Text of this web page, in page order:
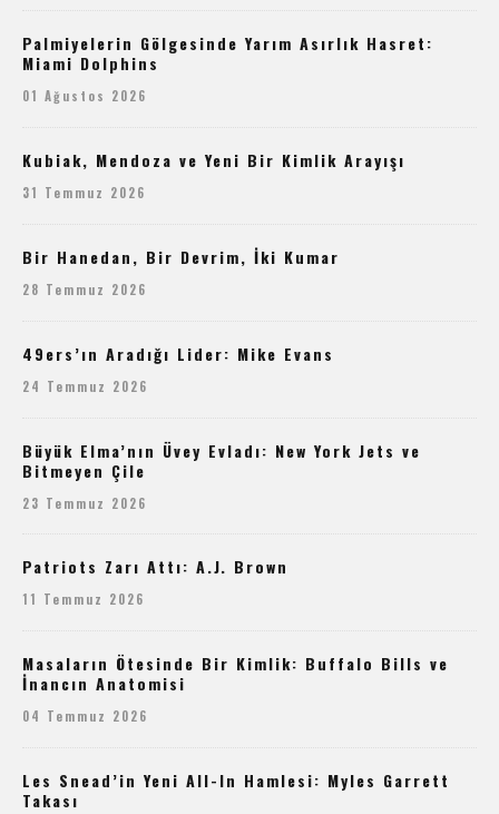
Palmiyelerin Gölgesinde Yarım Asırlık Hasret:
Miami Dolphins
01 Ağustos 2026
Kubiak, Mendoza ve Yeni Bir Kimlik Arayışı
31 Temmuz 2026
Bir Hanedan, Bir Devrim, İki Kumar
28 Temmuz 2026
49ers’ın Aradığı Lider: Mike Evans
24 Temmuz 2026
Büyük Elma’nın Üvey Evladı: New York Jets ve
Bitmeyen Çile
23 Temmuz 2026
Patriots Zarı Attı: A.J. Brown
11 Temmuz 2026
Masaların Ötesinde Bir Kimlik: Buffalo Bills ve
İnancın Anatomisi
04 Temmuz 2026
Les Snead’in Yeni All-In Hamlesi: Myles Garrett
Takası